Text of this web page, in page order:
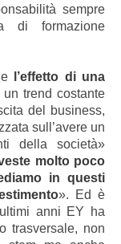
sempre
di formazione
l’effetto di una
trend costante
del business,
sull’avere un
della società»
molto poco
in questi
». Ed è
anni EY ha
trasversale, non